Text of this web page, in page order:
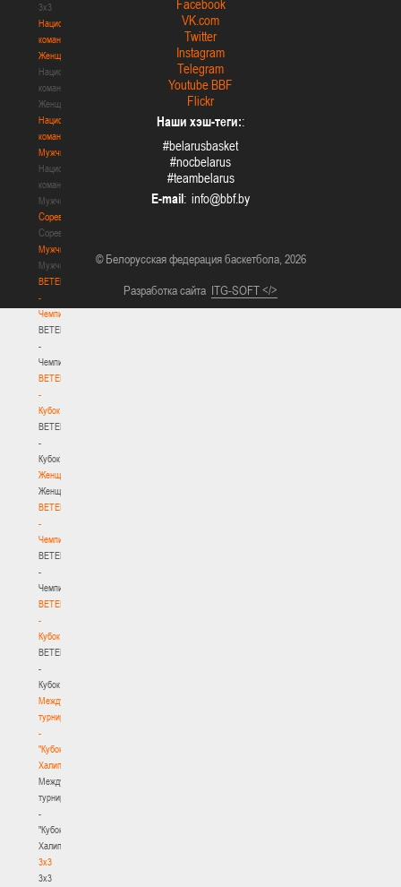
3х3
Национальная
команда.
Женщины
Национальная
команда.
Женщины
Национальная
команда.
Мужчины
Национальная
команда.
Мужчины
Соревнования
Соревнования
Мужчины
Мужчины
BETERA
-
Чемпионат
BETERA
-
Чемпионат
BETERA
-
Кубок
BETERA
-
Кубок
Женщины
Женщины
BETERA
-
Чемпионат
BETERA
-
Чемпионат
BETERA
-
Кубок
BETERA
-
Кубок
Международный
турнир
-
"Кубок
Халипского"
Международный
турнир
-
"Кубок
Халипского"
3x3
3x3
Facebook
VK.com
Twitter
Instagram
Telegram
Youtube BBF
Flickr
Наши хэш-теги::
#belarusbasket
#nocbelarus
#teambelarus
E-mail:
© Белорусская федерация баскетбола, 2026
Разработка сайта ITG-SOFT </>